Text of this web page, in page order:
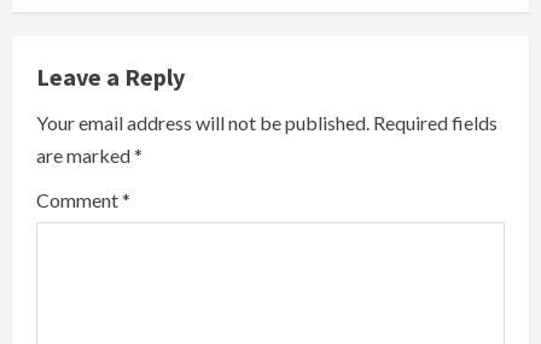
u
e
R
e
a
Leave a Reply
Your email address will not be published. Required fields
are marked*
Comment*